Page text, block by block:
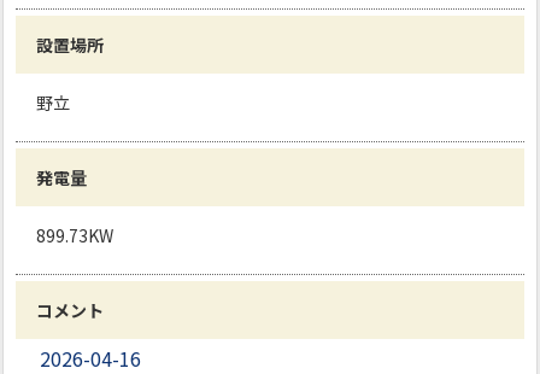
設置場所
野立
発電量
899.73KW
コメント
2026-04-16